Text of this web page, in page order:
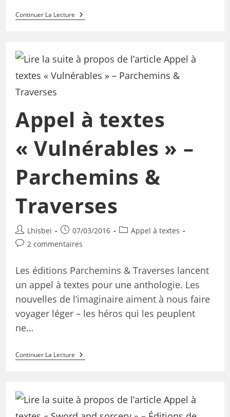
Continuer La Lecture
Appel à textes
« Vulnérables » –
Parchemins &
Traverses
Lhisbei 07/03/2016
Appel à textes
2 commentaires
Les éditions Parchemins & Traverses lancent
un appel à textes pour une anthologie. Les
nouvelles de l’imaginaire aiment à nous faire
voyager léger – les héros qui les peuplent
ne…
Continuer La Lecture